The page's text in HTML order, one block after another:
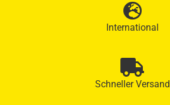
International
Schneller Versand